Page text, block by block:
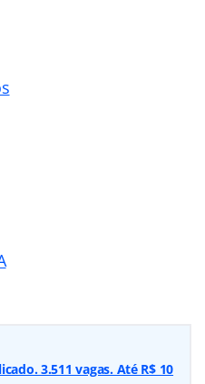
3.511 vagas. Até R$ 10